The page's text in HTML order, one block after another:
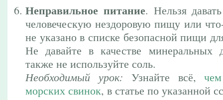
Неправильное питание. Нельзя
человеческую нездоровую пищу или
не указано в списке безопасной пищи
Не давайте в качестве минеральных
также не используйте соль.
Необходимый урок: Узнайте всё,
морских свинок, в статье по указанной